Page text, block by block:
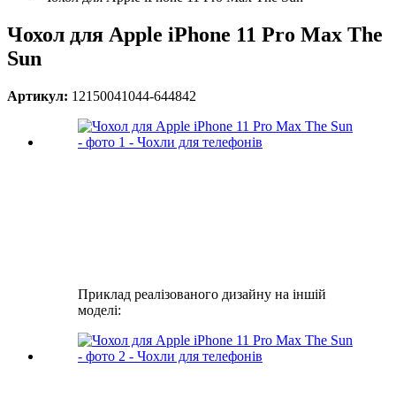
Чохол для Apple iPhone 11 Pro Max The
Sun
Артикул: 12150041044-644842
Приклад реалізованого дизайну на іншій
моделі: